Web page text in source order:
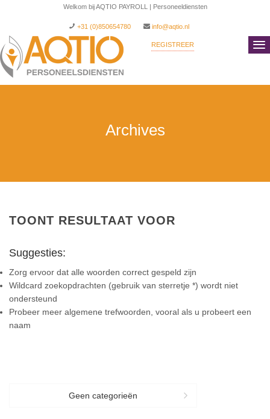
Welkom bij AQTIO PAYROLL | Personeeldiensten
+31 (0)850654780 info@aqtio.nl
REGISTREER
Archives
TOONT RESULTAAT VOOR
Suggesties:
Zorg ervoor dat alle woorden correct gespeld zijn
Wildcard zoekopdrachten (gebruik van sterretje *) wordt niet
ondersteund
Probeer meer algemene trefwoorden, vooral als u probeert een
naam
Geen categorieën